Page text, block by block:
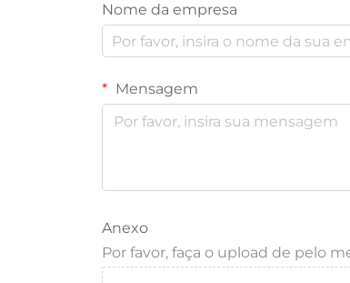
Nome da empresa
Mensagem
Anexo
Por favor, faça o upload de pelo